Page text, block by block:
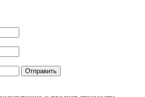
Отправить